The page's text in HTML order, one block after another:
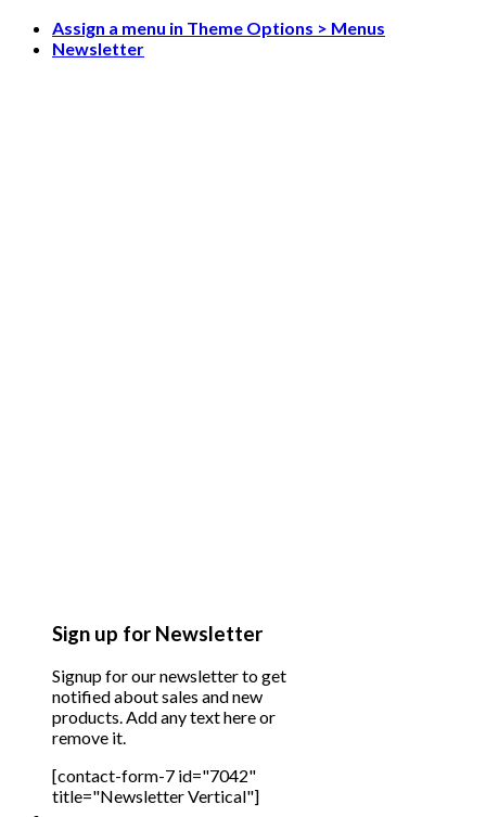
Skip
Assign a menu in Theme Options > Menus
Newsletter
Sign up for Newsletter
Signup for our newsletter to get
notified about sales and new
products. Add any text here or
remove it.
[contact-form-7 id="7042"
title="Newsletter Vertical"]